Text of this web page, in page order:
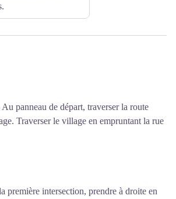
Au panneau de départ, traverser la route
Traverser le village en empruntant la rue
première intersection, prendre à droite en